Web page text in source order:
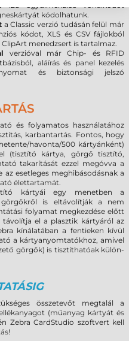
128 egydimenziós vonalkódot
kódolhatunk.
a Classic verzió tudásán felül már
kódot, XLS és CSV fájlokból
menedzsert is tartalmaz.
verzióval már Chip- és RFID
aláírás és panel kezelés
és biztonsági jelszó
és folyamatos használatához
karbantartás. Fontos, hogy
havonta/500 kártyánként)
(tisztító kártya, görgő tisztító,
takarítását ezzel megóvva a
esetleges meghibásodásnak a
élettartamát.
kártyái egy menetben a
is eltávolítják a nem
folyamat megkezdése előtt
el a plasztik kártyáról az
kínálatában a fentieken kívül
a kártyanyomtatókhoz, amivel
görgők) is tisztíthatóak külön-
összetevőt megtalál a
(műanyag kártyát és
Zebra CardStudio szoftvert kell